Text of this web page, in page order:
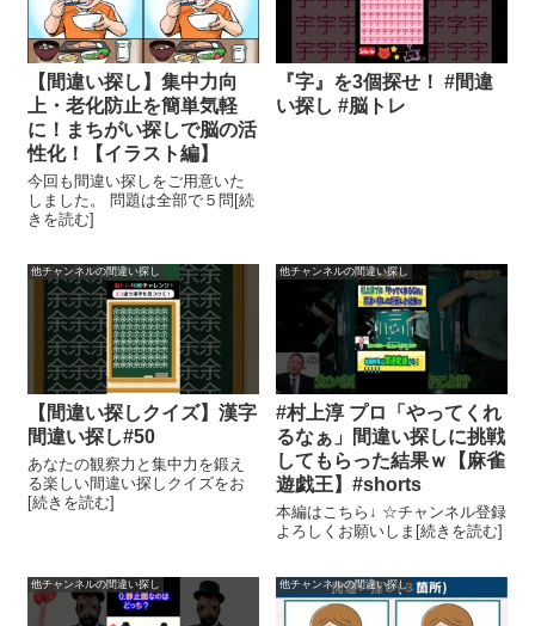
【間違い探し】集中力向
上・老化防止を簡単気軽
に！まちがい探しで脳の活
性化！【イラスト編】
今回も間違い探しをご用意いた
しました。 問題は全部で５問[続
きを読む]
『字』を3個探せ！ #間違
い探し #脳トレ
他チャンネルの間違い探し
【間違い探しクイズ】漢字
間違い探し#50
あなたの観察力と集中力を鍛え
る楽しい間違い探しクイズをお
[続きを読む]
他チャンネルの間違い探し
#村上淳 プロ「やってくれ
るなぁ」間違い探しに挑戦
してもらった結果ｗ【麻雀
遊戯王】#shorts
本編はこちら↓ ☆チャンネル登録
よろしくお願いしま[続きを読む]
他チャンネルの間違い探し 他チャンネルの間違い探し